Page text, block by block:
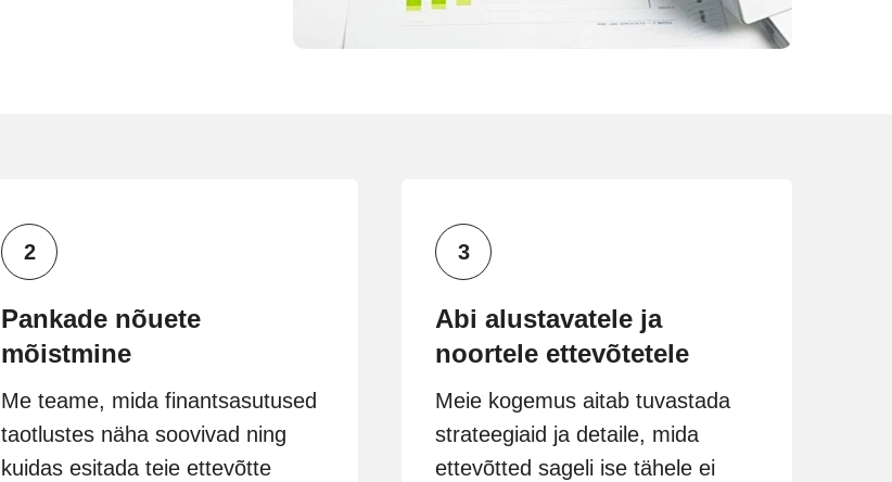
Pankade nõuete
mõistmine
Me teame, mida finantsasutused
taotlustes näha soovivad ning
kuidas esitada teie ettevõtte
Abi alustavatele ja
noortele ettevõtetele
Meie kogemus aitab tuvastada
strateegiaid ja detaile, mida
ettevõtted sageli ise tähele ei